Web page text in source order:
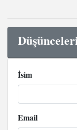
İsim
Email